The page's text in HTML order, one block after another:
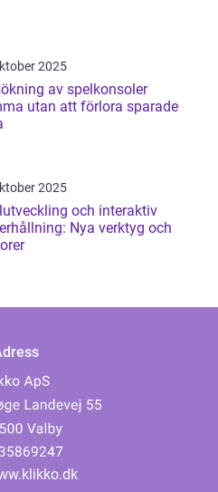
2025
av spelkonsoler
utan att förlora sparade
2025
och interaktiv
Nya verktyg och